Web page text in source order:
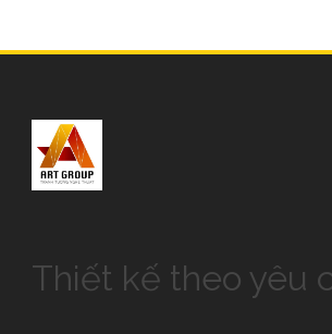
Thiết kế theo yêu